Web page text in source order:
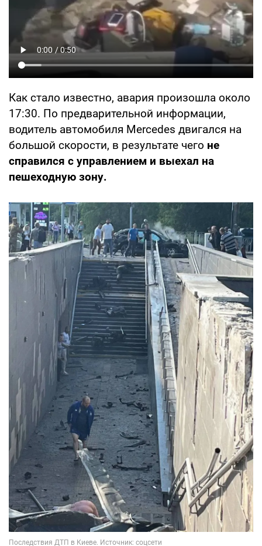
Как стало известно, авария произошла около
17:30. По предварительной информации,
водитель автомобиля Mercedes двигался на
большой скорости, в результате чего не
справился с управлением и выехал на
пешеходную зону.